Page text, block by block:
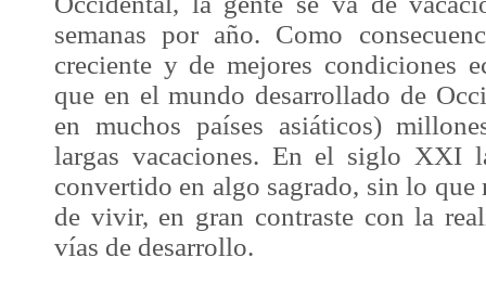
semanas por año. Como
creciente y de mejores condiciones
que en el mundo desarrollado de
en muchos países asiáticos)
largas vacaciones. En el siglo XXI
convertido en algo sagrado, sin lo que
de vivir, en gran contraste con la
vías de desarrollo.